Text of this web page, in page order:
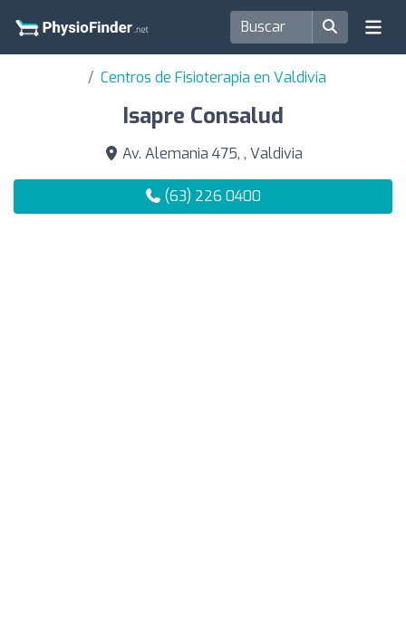
Centros de Fisioterapia en Valdivia
Isapre Consalud
Av. Alemania 475, , Valdivia
(63) 226 0400